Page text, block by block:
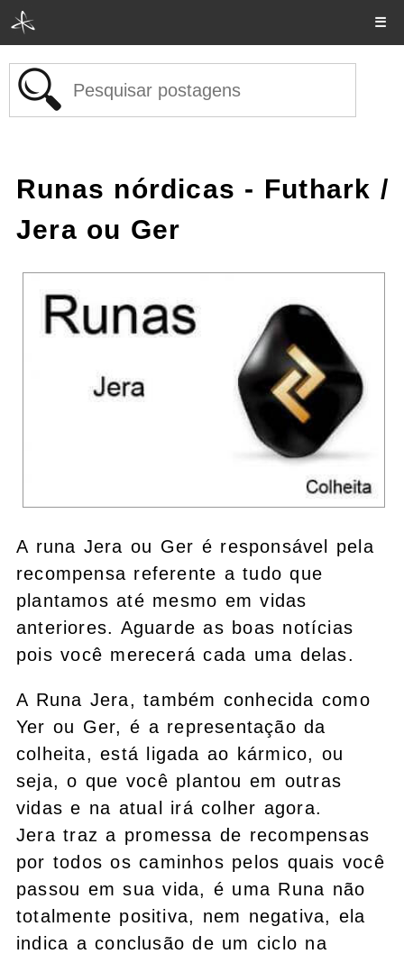
☰
Runas nórdicas - Futhark /
Jera ou Ger
A runa Jera ou Ger é responsável pela
recompensa referente a tudo que
plantamos até mesmo em vidas
anteriores. Aguarde as boas notícias
pois você merecerá cada uma delas.
A Runa Jera, também conhecida como
Yer ou Ger, é a representação da
colheita, está ligada ao kármico, ou
seja, o que você plantou em outras
vidas e na atual irá colher agora.
Jera traz a promessa de recompensas
por todos os caminhos pelos quais você
passou em sua vida, é uma Runa não
totalmente positiva, nem negativa, ela
indica a conclusão de um ciclo na